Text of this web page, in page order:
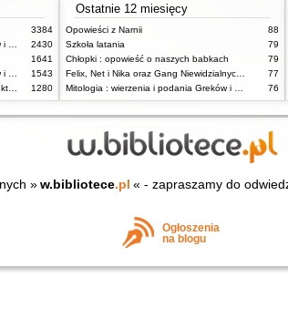
3384
2430
1641
1543
1280
Ostatnie 12 miesięcy
Opowieści z Narnii
88
Szkoła latania
79
Chłopki : opowieść o naszych babkach
79
77
76
» w.bibliotece.pl « - zapraszamy do
Ogłoszenia
na blogu